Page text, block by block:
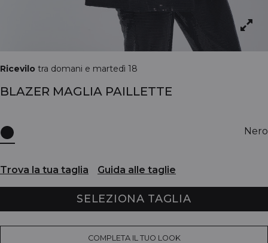
Ricevilo tra domani e martedì 18
BLAZER MAGLIA PAILLETTE
Nero
Trova la tua taglia Guida alle taglie
SELEZIONA TAGLIA
COMPLETA IL TUO LOOK